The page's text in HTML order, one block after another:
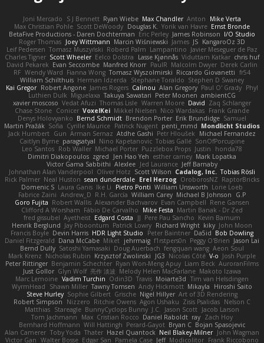
Joni Mercado S J Bennett Ryan Wiebe Max Chandler Anton
Mike Verta
Max Christian Pohle Scott DeWoody Douglas K. Yorik van Havre Ernst Bronde
BetaFive Productions - Daren Dochterman Eric Perley James Robinson I/O Studio
Roger Thomas Joey Wittmann Marcin Wiśniewski James JS KangaroOz 3D
Leif Pedersen Tomasz Muszyński Roberd Palm Lampantino Javier Meseguer de Paz
Charles Tigner Scott Wheeler Eelco Dolstra Lasse Kjønnås Viduttam Katkar chris huf
David Pekarek Evan Seccombe Manfred Knorr PaulR Malcolm Dwyer Derek Carlin
RF Wendy Ward Fianna Wong Tomasz Wyszolmirski Riccardo Giovanetti fr54
William Schilthuis Herman Idzerda Stephane Toraldo Stephen D Swaney
Kai Gregor Robert Angone James Rogers Calinou Alan Gregory Paul O' Grady Phyl
Luthien Dulk Miguelaxa Takuya Sawatari Peter Moonen ambientCG
xavier moscoso Vedat Afuzi Thomas Lisle Warren Moore David Zaq Schlanger
Chase Stone Conicer VoxelKei Mikkel Nielsen Nico Wardakas Frank Grande
Denys Holovyanko Bernd Schmidt Brendon Porter Erik Brundidge Samuel
Martin Pražák Sofia Cyrille Maurice Patrick Nugent penti_mmd Mondlicht Studios
Jack Humbert Gun Arman Sernaz Atdhe Gashi Petr Hloušek
Michael Fernandez
Caitlyn Byrne paragsatyal Nino Kapetanovic Tobias Gallé SonOfPorcupine
Leo Santos Rob Waller Michael Porter Puzzlebox Props Justin
honda78
Dimitri Diakopoulos zgred Jen Hao Yeh esther carney Mark Lopatka
Victor Gama Sabbithi Alexlee Jed Laurance Jeff Barnaby
Johnathan Alan Vanderpool Oliver Hotz Scott Wilson Cadalog, Inc. Tobias Rösli
Rick Palmer Neal Huston sean dunderdale Erel Herzog OroborosNZ RaptorBricks
Domenic S Laura Ganis Ike Li Pietro Ponti William Unsworth Lorie Loeb
Fabrice Zaini Andrew_D R.H. García William Carey Michael B Johnson
G.P
Goro Fujita Robert Wallis Alexander Bachvarov Evan Campbell Rene Gansen
Clifford A Worsham Fábio De Carvalho Mike Festa Martin Banak - Dr Zed
fred gissubel Ayetheist Edgard Costa JJ Pere Pau Sancho Kevin Barnum
Henrik Berglund Jay Piboontum Patrick Lowry Richard Wright kiky John Moon
Francis Boyle Devin Harris HDR Light Studio Peter Baintner Da5id Bob Dowling
Daniel Fitzgerald Dana McCabe Miket jehrmaig f1rstpers0n Peggy O'Brien Jason Lai
Bernd Dully Satoshi Yamasaki Doug Auerbach fengquan wang Aeon Soul
Mark Krenz Nicholas Rubin Krzysztof Zwolinski JG3 Nicolas Côté V-o Josh Purple
Peter Rittinger Benjamin Schechter Ryan Won-Meng Apuy Liam Beck AuroranFilms
Just Gollor Glyn Wolf 亮作 淡波 Melody Helen MacFarlane Makoto Izawa
Marc Lemoine Vadim Turchin Odin3D Travis Moiarte3d Tim van Helsdingen
WyrmHead
Shawn Miller Tawny Tomsen Andy Hickmott Mikayla
Hiroshi Saito
Steve Hurley Sophie Gilbert Grische Nigel Hillyer Art of 3D Rendering
Robert Simpson
Nizzero Ritchie Owens Agon Ushaku Zisis Psalidas Nelson C
Matthias Stareagle BunnyCyclops Bunny J.C. Jason Scott Jacob Larson
Tom Jachmann
Max Cristian Rocco Daniel Raboldt ray Zach Hoy
Bernhard Hoffmann Will Hattingh Perard-Gayot Bryan C Bojan Spasojevic
Alan Camerer Toby Yoda Thater Hazel Quantock Neil Blakey-Milner John Wagman
Victor Gan Walter Bosse Edgar San Pamela Case Jeff Modicolitor Frank Riccobono